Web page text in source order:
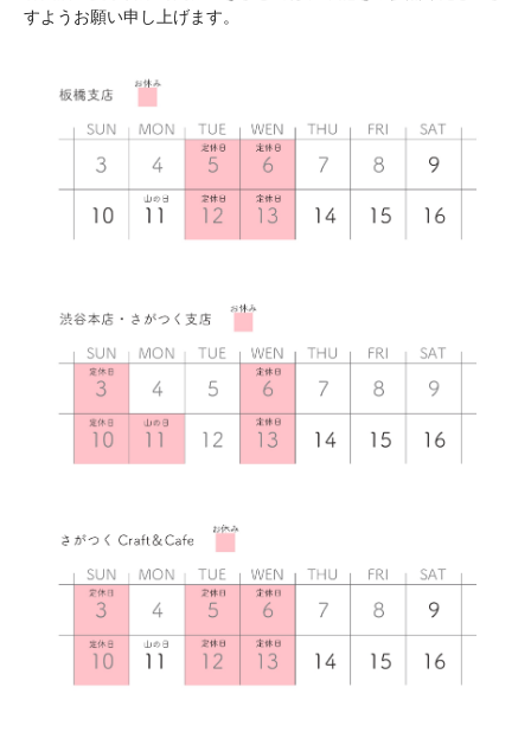
すようお願い申し上げます。